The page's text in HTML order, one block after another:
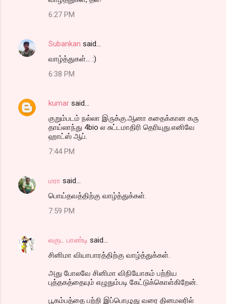
6:27 PM
Subankan said…
வாழ்த்துகள்... :)
6:38 PM
kumar said…
குறும்படம் நல்லா இருக்கு.ஆனா கதைக்கான கரு
தாய்லாந்து 4bio ல சுட்டமாதிரி தெரியுது.எனிவே
ஹாட்ஸ் ஆப்.
7:44 PM
மரா said…
பொய்தவத்திற்கு வாழ்த்துக்கள்.
7:59 PM
லகுட பாண்டி said…
சினிமா வியாபாரத்திற்கு வாழ்த்துக்கள்.
அது போலவே சினிமா விநியோகம் பற்றிய
புத்தகத்தையும் எழுதும்படி கேட்டுக்கொள்கிறேன்.
பூகம்பத்தை பற்றி இப்பொழுது வரை தினமலரில்